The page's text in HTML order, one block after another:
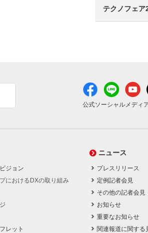
テクノフェ
公式ソーシャルメディ
ジョン
におけるDXの取り組み
レット
ニュース
プレスリリース
定例記者会見
その他の記者会見
お知らせ
重要なお知らせ
関連報道に関する